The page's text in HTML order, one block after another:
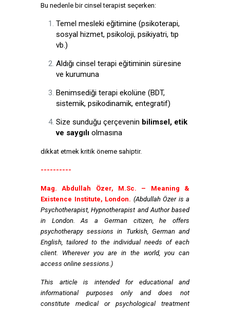
Bu nedenle bir cinsel terapist seçerken:
Temel mesleki eğitimine (psikoterapi,
sosyal hizmet, psikoloji, psikiyatri, tıp
vb.)
Aldığı cinsel terapi eğitiminin süresine
ve kurumuna
Benimsediği terapi ekolüne (BDT,
sistemik, psikodinamik, entegratif)
Size sunduğu çerçevenin bilimsel, etik
ve saygılı olmasına
dikkat etmek kritik öneme sahiptir.
----------
Mag. Abdullah Özer, M.Sc. – Meaning &
Existence Institute, London. (Abdullah Özer is a
Psychotherapist, Hypnotherapist and Author based
in London. As a German citizen, he offers
psychotherapy sessions in Turkish, German and
English, tailored to the individual needs of each
client. Wherever you are in the world, you can
access online sessions.)
This article is intended for educational and
informational purposes onlyand does not
constitute medical or psychological treatment